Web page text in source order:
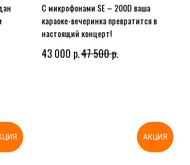
С микрофонами SE – 200D ваша
караоке-вечеринка превратится в
настоящий концерт!
43 000 р.47 500р.
АКЦИЯ